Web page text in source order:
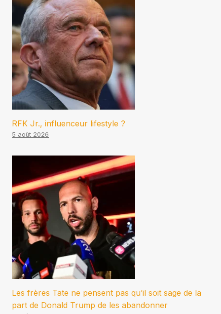
RFK Jr., influenceur lifestyle ?
5 août 2026
Les frères Tate ne pensent pas qu’il soit sage de la
part de Donald Trump de les abandonner